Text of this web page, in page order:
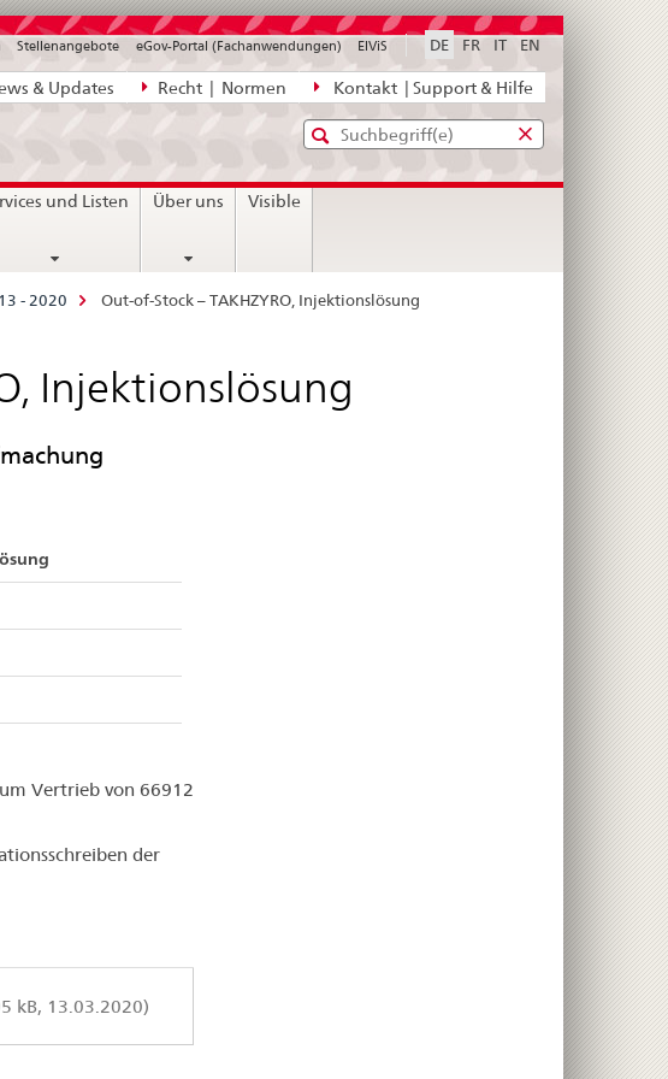
& Updates Recht | Normen Kontakt | Support & Hilfe
DE FR IT EN
Stellenangebote eGov-Portal (Fachanwendungen) ElViS
Standard-
Suche
Eingabefenster
diefür
und Listen Über uns Visible
- 2020 Out-of-Stock – TAKHZYRO, Injektionslösung
Injektionslösung
Vertrieb von 66912
der
kB, 13.03.2020)